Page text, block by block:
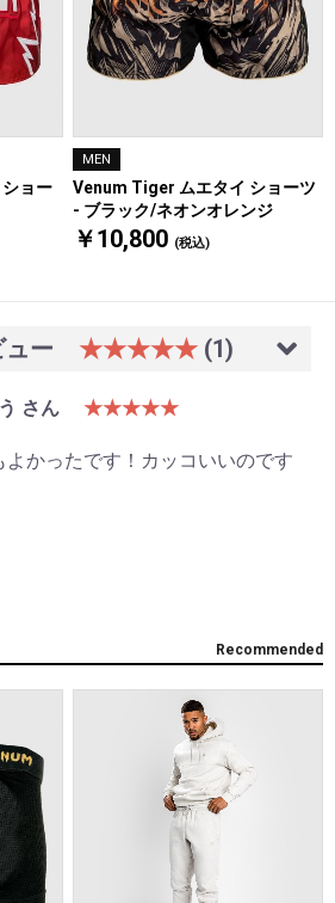
ョー
MEN
Venum Tiger ムエタイ ショーツ
- ブラック/ネオンオレンジ
￥10,800 (税込)
ー ★★★★★ (1)
さん
★★★★★
かったです！カッコいいのです
Recommended